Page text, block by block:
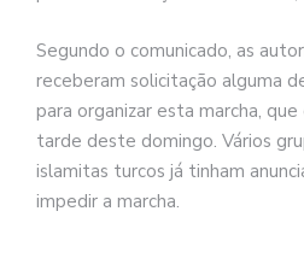
Segundo o comunicado, as
receberam solicitação alguma
para organizar esta marcha,
tarde deste domingo. Vários
islamitas turcos já tinham
impedir a marcha.